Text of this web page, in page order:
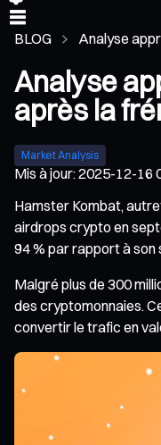
BLOG Analyse
Analyse
après la
Market Analysis
Mis à jour:2025-12-16
Hamster Kombat,
airdrops crypto en
94 % par rapport à son
Malgré plus de 300
des cryptomonnaies.
convertir le trafic en